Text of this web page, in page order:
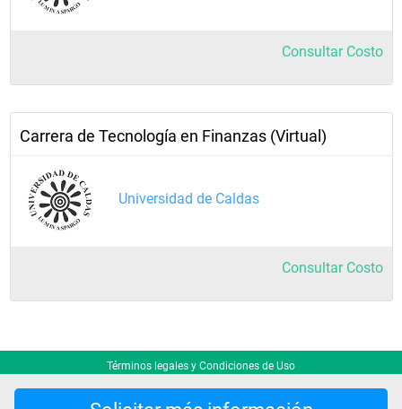
Consultar Costo
Carrera de Tecnología en Finanzas (Virtual)
Universidad de Caldas
Consultar Costo
Términos legales y Condiciones de Uso